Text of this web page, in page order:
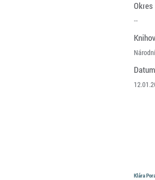
Okres
--
Klára